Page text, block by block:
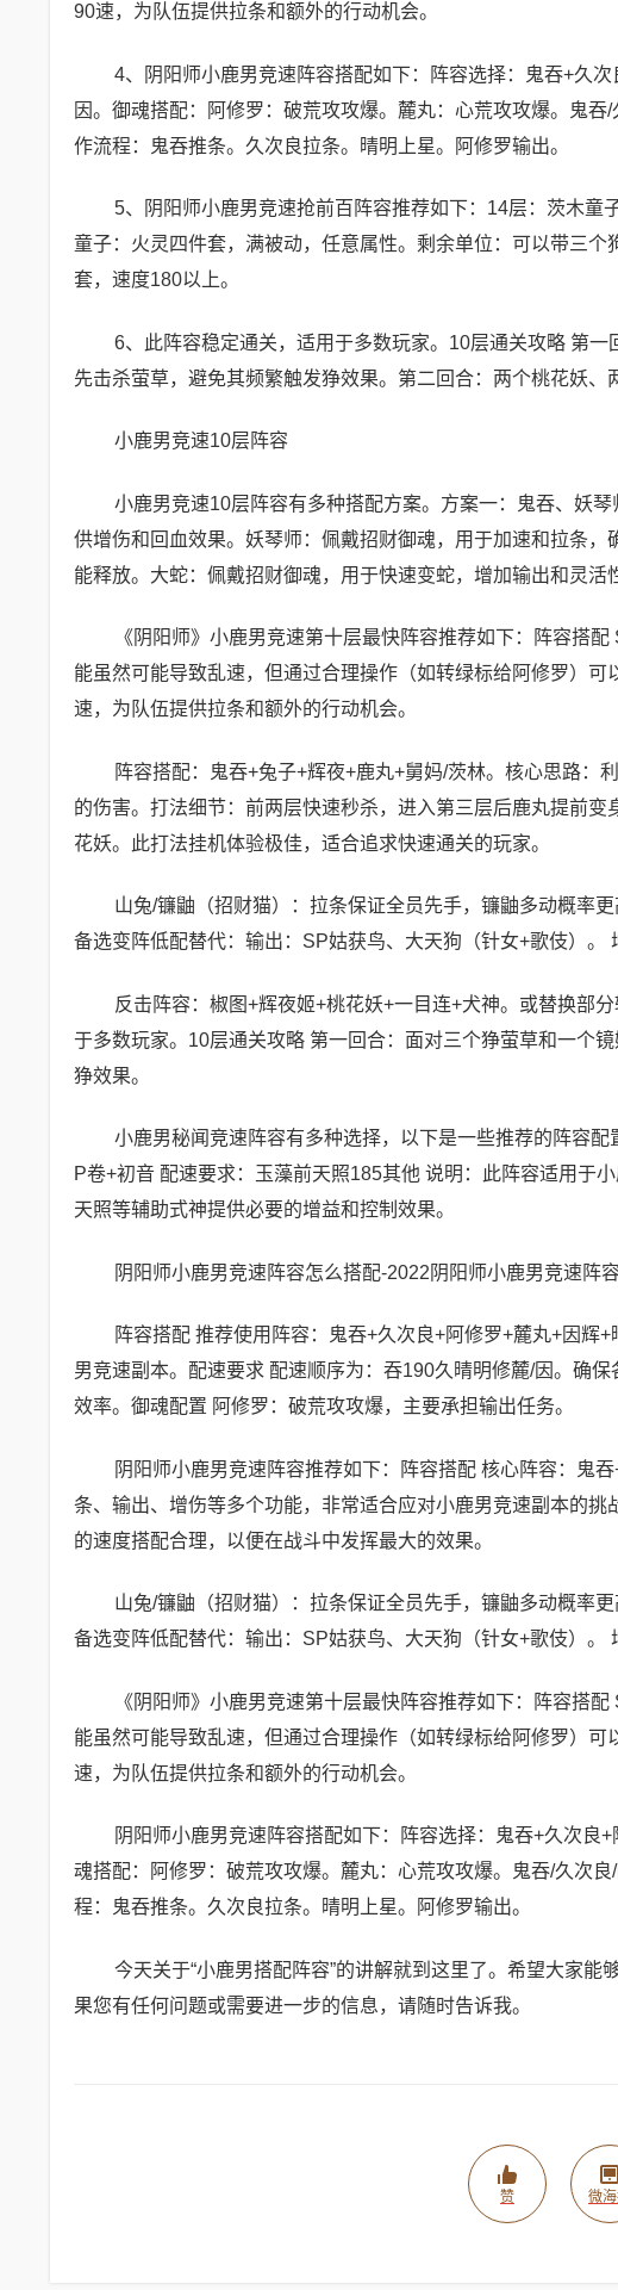
90速，为队伍提供拉条和额外的行动机会。
4、阴阳师小鹿男竞速阵容搭配如下：阵容选择：鬼吞+久
因。御魂搭配：阿修罗：破荒攻攻爆。麓丸：心荒攻攻爆。鬼
作流程：鬼吞推条。久次良拉条。晴明上星。阿修罗输出。
5、阴阳师小鹿男竞速抢前百阵容推荐如下：14层：茨木
童子：火灵四件套，满被动，任意属性。剩余单位：可以带三
套，速度180以上。
6、此阵容稳定通关，适用于多数玩家。10层通关攻略 第
先击杀萤草，避免其频繁触发狰效果。第二回合：两个桃花妖
小鹿男竞速10层阵容
小鹿男竞速10层阵容有多种搭配方案。方案一：鬼吞、妖
供增伤和回血效果。妖琴师：佩戴招财御魂，用于加速和拉条
能释放。大蛇：佩戴招财御魂，用于快速变蛇，增加输出和灵活
《阴阳师》小鹿男竞速第十层最快阵容推荐如下：阵容搭
能虽然可能导致乱速，但通过合理操作（如转绿标给阿修罗）
速，为队伍提供拉条和额外的行动机会。
阵容搭配：鬼吞+兔子+辉夜+鹿丸+舅妈/茨林。核心思路：
的伤害。打法细节：前两层快速秒杀，进入第三层后鹿丸提前
花妖。此打法挂机体验极佳，适合追求快速通关的玩家。
山兔/镰鼬（招财猫）：拉条保证全员先手，镰鼬多动概率
备选变阵低配替代：输出：SP姑获鸟、大天狗（针女+歌伎）。
反击阵容：椒图+辉夜姬+桃花妖+一目连+犬神。或替换部
于多数玩家。10层通关攻略 第一回合：面对三个狰萤草和一个
狰效果。
小鹿男秘闻竞速阵容有多种选择，以下是一些推荐的阵容
P卷+初音 配速要求：玉藻前天照185其他 说明：此阵容适用于
天照等辅助式神提供必要的增益和控制效果。
阴阳师小鹿男竞速阵容怎么搭配-2022阴阳师小鹿男竞速阵
阵容搭配 推荐使用阵容：鬼吞+久次良+阿修罗+麓丸+因辉
男竞速副本。配速要求 配速顺序为：吞190久晴明修麓/因。确
效率。御魂配置 阿修罗：破荒攻攻爆，主要承担输出任务。
阴阳师小鹿男竞速阵容推荐如下：阵容搭配 核心阵容：鬼
条、输出、增伤等多个功能，非常适合应对小鹿男竞速副本的
的速度搭配合理，以便在战斗中发挥最大的效果。
山兔/镰鼬（招财猫）：拉条保证全员先手，镰鼬多动概率
备选变阵低配替代：输出：SP姑获鸟、大天狗（针女+歌伎）。
《阴阳师》小鹿男竞速第十层最快阵容推荐如下：阵容搭
能虽然可能导致乱速，但通过合理操作（如转绿标给阿修罗）
速，为队伍提供拉条和额外的行动机会。
阴阳师小鹿男竞速阵容搭配如下：阵容选择：鬼吞+久次良
魂搭配：阿修罗：破荒攻攻爆。麓丸：心荒攻攻爆。鬼吞/久次
程：鬼吞推条。久次良拉条。晴明上星。阿修罗输出。
今天关于“小鹿男搭配阵容”的讲解就到这里了。希望大家
果您有任何问题或需要进一步的信息，请随时告诉我。
赞 微